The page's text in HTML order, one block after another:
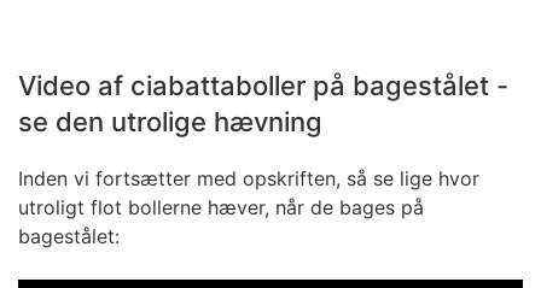
Video af ciabattaboller på bagestålet -
se den utrolige hævning
Inden vi fortsætter med opskriften, så se lige hvor
utroligt flot bollerne hæver, når de bages på
bagestålet: